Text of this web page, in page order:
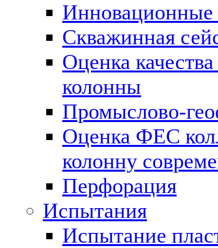
Инновационные
Скважинная
Оценка
колонны
Промыслово-
Оценка ФЕС
колонну
Перфорация
Испытания
Испытание